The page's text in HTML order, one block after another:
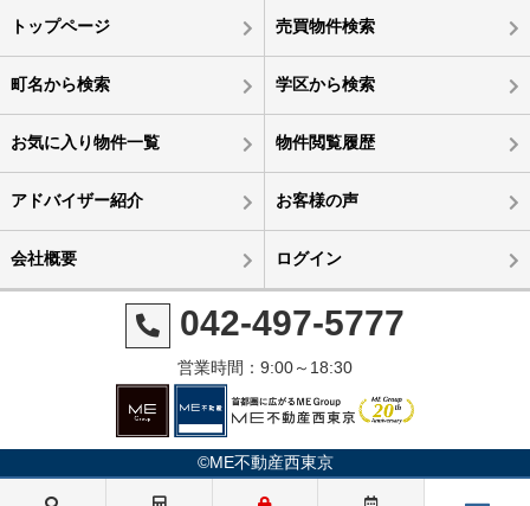
トップページ 売買物件検索
町名から検索 学区から検索
お気に入り物件一覧 物件閲覧履歴
アドバイザー紹介 お客様の声
会社概要 ログイン
042-497-5777
営業時間：9:00～18:30
©ME不動産西東京